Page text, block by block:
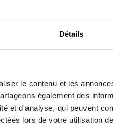
Détails
le contenu et les
également des
et d'analyse, qui peuvent
lors de votre utilisation
leur bâtiment, achètent des
de l’argent de la
de la Fondation.
CO2 économisée, la
de ce soutien. Par
Schildknecht und Wyss AG
PME suisse ou